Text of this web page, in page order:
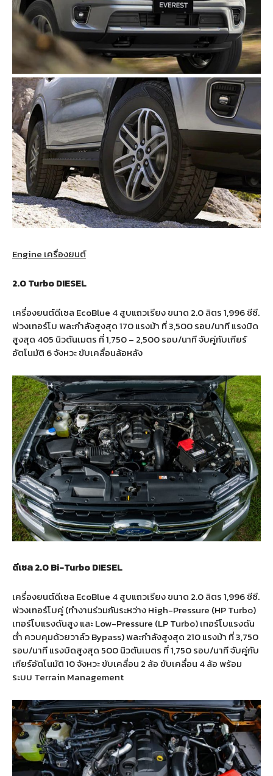
Engine เครื่องยนต์
2.0 Turbo DIESEL
เครื่องยนต์ดีเซล EcoBlue 4 สูบแถวเรียง ขนาด 2.0 ลิตร 1,996 ซีซี.
พ่วงเทอร์โบ พละกำลังสูงสุด 170 แรงม้า ที่ 3,500 รอบ/นาที แรงบิด
สูงสุด 405 นิวตันเมตร ที่ 1,750 – 2,500 รอบ/นาที จับคู่กับเกียร์
อัตโนมัติ 6 จังหวะ ขับเคลื่อนล้อหลัง
ดีเซล 2.0 Bi-Turbo DIESEL
เครื่องยนต์ดีเซล EcoBlue 4 สูบแถวเรียง ขนาด 2.0 ลิตร 1,996 ซีซี.
พ่วงเทอร์โบคู่ (ทำงานร่วมกันระหว่าง High-Pressure (HP Turbo)
เทอร์โบแรงดันสูง และ Low-Pressure (LP Turbo) เทอร์โบแรงดัน
ต่ำ ควบคุมด้วยวาล์ว Bypass) พละกำลังสูงสุด 210 แรงม้า ที่ 3,750
รอบ/นาที แรงบิดสูงสุด 500 นิวตันเมตร ที่ 1,750 รอบ/นาที จับคู่กับ
เกียร์อัตโนมัติ 10 จังหวะ ขับเคลื่อน 2 ล้อ ขับเคลื่อน 4 ล้อ พร้อม
ระบบ Terrain Management